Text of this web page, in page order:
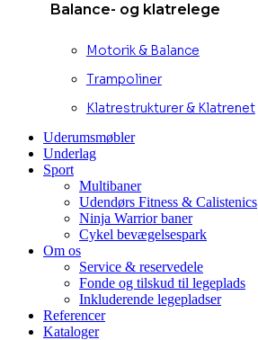
Balance- og klatrelege
Motorik & Balance
Trampoliner
Klatrestrukturer & Klatrenet
Uderumsmøbler
Underlag
Sport
Multibaner
Udendørs Fitness & Calistenics
Ninja Warrior baner
Cykel bevægelsespark
Om os
Service & reservedele
Fonde og tilskud til legeplads
Inkluderende legepladser
Referencer
Kataloger